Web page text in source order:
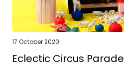
17 October 2020
Eclectic Circus Parade